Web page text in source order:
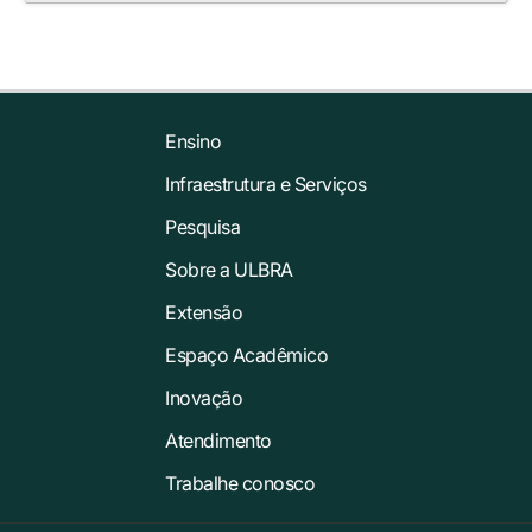
Ensino
Infraestrutura e Serviços
Pesquisa
Sobre a ULBRA
Extensão
Espaço Acadêmico
Inovação
Atendimento
Trabalhe conosco